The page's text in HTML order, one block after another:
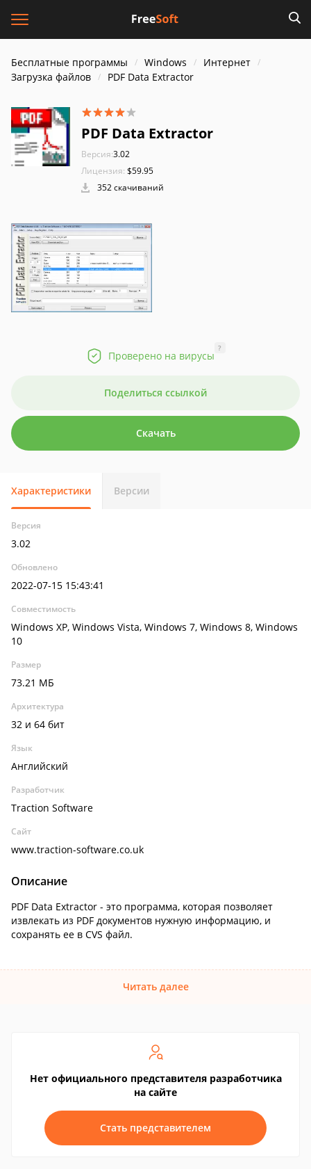
Бесплатные программы Windows
Интернет
Загрузка файлов
PDF Data Extractor
PDF Data Extractor
Версия:3.02
Лицензия: $59.95
352 скачиваний
Проверено на вирусы
?
Поделиться ссылкой
Скачать
Характеристики Версии
Версия
3.02
Обновлено
2022-07-15 15:43:41
Совместимость
Windows XP, Windows Vista, Windows 7, Windows 8, Windows
10
Размер
73.21 МБ
Архитектура
32 и 64 бит
Язык
Английский
Разработчик
Traction Software
Сайт
www.traction-software.co.uk
Описание
PDF Data Extractor - это программа, которая позволяет
извлекать из PDF документов нужную информацию, и
сохранять ее в CVS файл.
Читать далее
Нет официального представителя разработчика
на сайте
Стать представителем